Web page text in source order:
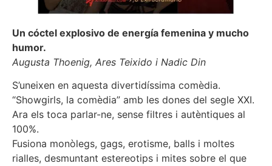
Un cóctel explosivo de energía femenina y mucho
humor.
Augusta Thoenig, Ares Teixido i Nadic Din
S’uneixen en aquesta divertidíssima comèdia.
“Showgirls, la comèdia” amb les dones del segle XXI.
Ara els toca parlar-ne, sense filtres i autèntiques al
100%.
Fusiona monòlegs, gags, erotisme, balls i moltes
rialles, desmuntant estereotips i mites sobre el que